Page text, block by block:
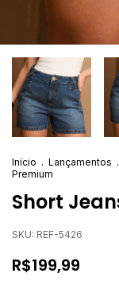
Início . Lançamentos .
Premium
Short
SKU: REF-5426
R$199,99